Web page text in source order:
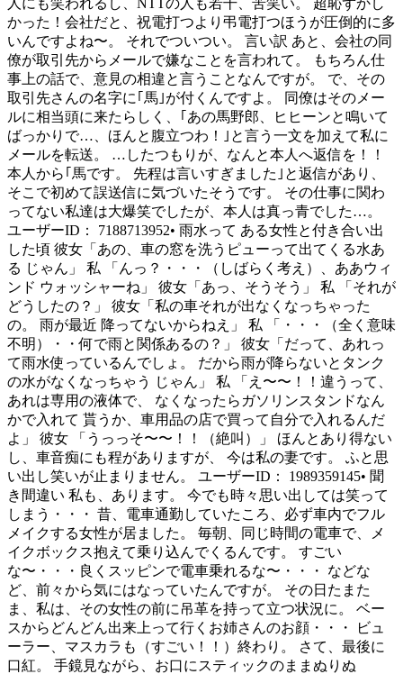
かった！会社だと、祝電打つより弔電打つほうが圧倒的に多
いんですよね〜。 それでついつい。 言い訳 あと、会社の同
僚が取引先からメールで嫌なことを言われて。 もちろん仕
事上の話で、意見の相違と言うことなんですが。 で、その
取引先さんの名字に｢馬｣が付くんですよ。 同僚はそのメー
ルに相当頭に来たらしく、｢あの馬野郎、ヒヒーンと鳴いて
ばっかりで…、ほんと腹立つわ！｣と言う一文を加えて私に
メールを転送。 …したつもりが、なんと本人へ返信を！！
本人から｢馬です。 先程は言いすぎました｣と返信があり、
そこで初めて誤送信に気づいたそうです。 その仕事に関わ
ってない私達は大爆笑でしたが、本人は真っ青でした…。
ユーザーID： 7188713952• 雨水って ある女性と付き合い出
した頃 彼女「あの、車の窓を洗うピューって出てくる水あ
る じゃん」 私 「んっ？・・・（しばらく考え）、ああウィ
ンド ウォッシャーね」 彼女「あっ、そうそう」 私 「それが
どうしたの？」 彼女「私の車それが出なくなっちゃった
の。 雨が最近 降ってないからねえ」 私 「・・・（全く意味
不明）・・何で雨と関係あるの？」 彼女「だって、あれっ
て雨水使っているんでしょ。 だから雨が降らないとタンク
の水がなくなっちゃう じゃん」 私 「え〜〜！！違うって、
あれは専用の液体で、 なくなったらガソリンスタンドなん
かで入れて 貰うか、車用品の店で買って自分で入れるんだ
よ」 彼女 「うっっそ〜〜！！（絶叫）」 ほんとあり得ない
し、車音痴にも程がありますが、 今は私の妻です。 ふと思
い出し笑いが止まりません。 ユーザーID： 1989359145• 聞
き間違い 私も、あります。 今でも時々思い出しては笑って
しまう・・・ 昔、電車通勤していたころ、必ず車内でフル
メイクする女性が居ました。 毎朝、同じ時間の電車で、メ
イクボックス抱えて乗り込んでくるんです。 すごい
な〜・・・良くスッピンで電車乗れるな〜・・・ などな
ど、前々から気にはなっていたんですが。 その日たまた
ま、私は、その女性の前に吊革を持って立つ状況に。 ベー
スからどんどん出来上って行くお姉さんのお顔・・・ ビュ
ーラー、マスカラも（すごい！！）終わり。 さて、最後に
口紅。 手鏡見ながら、お口にスティックのままぬりぬ